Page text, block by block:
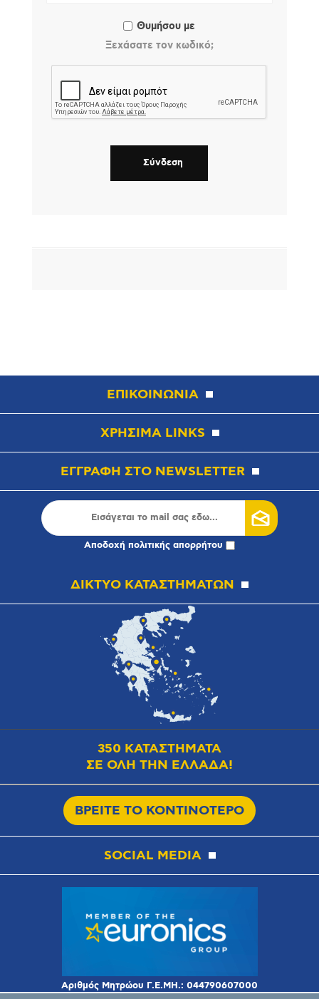
Θυμήσου με
Ξεχάσατε τον κωδικό;
ΕΠΙΚΟΙΝΩΝΙΑ
ΧΡΗΣΙΜΑ LINKS
ΕΓΓΡΑΦΗ ΣΤΟ NEWSLETTER
Αποδοχή πολιτικής απορρήτου
ΔΙΚΤΥΟ ΚΑΤΑΣΤΗΜΑΤΩΝ
350 ΚΑΤΑΣΤΗΜΑΤΑ
ΣΕ ΟΛΗ ΤΗΝ ΕΛΛΑΔΑ!
ΒΡΕΙΤΕ ΤΟ ΚΟΝΤΙΝΟΤΕΡΟ
SOCIAL MEDIA